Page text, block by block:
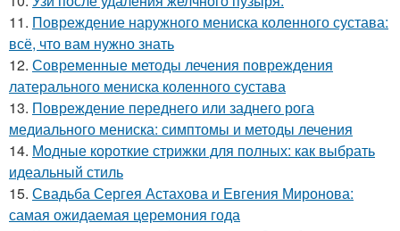
11. Повреждение наружного мениска коленного сустава:
всё, что вам нужно знать
12. Современные методы лечения повреждения
латерального мениска коленного сустава
13. Повреждение переднего или заднего рога
медиального мениска: симптомы и методы лечения
14. Модные короткие стрижки для полных: как выбрать
идеальный стиль
15. Свадьба Сергея Астахова и Евгения Миронова:
самая ожидаемая церемония года